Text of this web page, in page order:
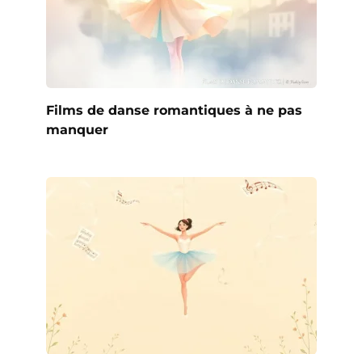
Films de danse romantiques à ne pas
manquer